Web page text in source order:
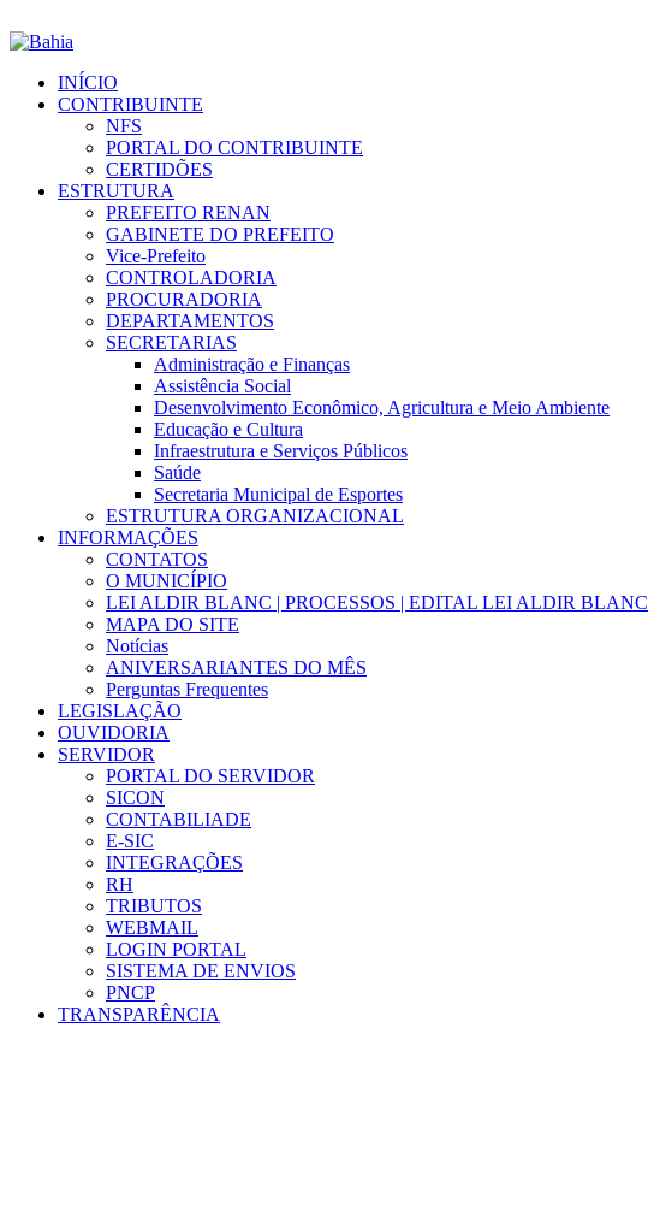
INÍCIO
CONTRIBUINTE
NFS
PORTAL DO CONTRIBUINTE
CERTIDÕES
ESTRUTURA
PREFEITO RENAN
GABINETE DO PREFEITO
Vice-Prefeito
CONTROLADORIA
PROCURADORIA
DEPARTAMENTOS
SECRETARIAS
Administração e Finanças
Assistência Social
Desenvolvimento Econômico, Agricultura e Meio Ambiente
Educação e Cultura
Infraestrutura e Serviços Públicos
Saúde
Secretaria Municipal de Esportes
ESTRUTURA ORGANIZACIONAL
INFORMAÇÕES
CONTATOS
O MUNICÍPIO
LEI ALDIR BLANC | PROCESSOS | EDITAL LEI ALDIR BLANC
MAPA DO SITE
Notícias
ANIVERSARIANTES DO MÊS
Perguntas Frequentes
LEGISLAÇÃO
OUVIDORIA
SERVIDOR
PORTAL DO SERVIDOR
SICON
CONTABILIADE
E-SIC
INTEGRAÇÕES
RH
TRIBUTOS
WEBMAIL
LOGIN PORTAL
SISTEMA DE ENVIOS
PNCP
TRANSPARÊNCIA